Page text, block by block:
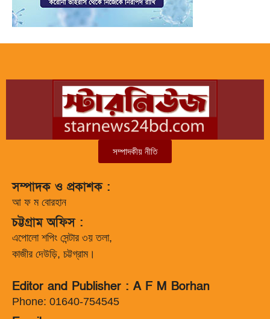
সম্পাদকীয় নীতি
সম্পাদক ও প্রকাশক :
আ ফ ম বোরহান
চট্টগ্রাম অফিস :
এপোলো শপিং সেন্টার ৩য় তলা,
কাজীর দেউড়ি, চট্টগ্রাম।
Editor and Publisher : A F M Borhan
Phone: 01640-754545